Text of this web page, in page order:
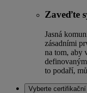
Zaveďte
Jasná
zásadními
na tom, aby
to podaří,
Vyberte